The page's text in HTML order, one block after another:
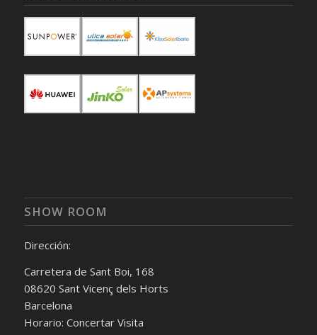
SHOW ROOM
Dirección:
Carretera de Sant Boi, 168
08620 Sant Vicenç dels Horts
Barcelona
Horario: Concertar Visita